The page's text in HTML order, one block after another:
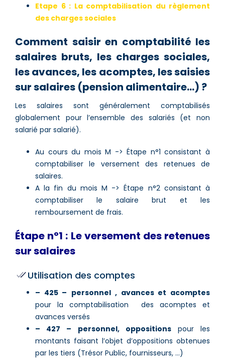
Etape 6 : La comptabilisation du règlement
des charges sociales
Comment saisir en comptabilité les
salaires bruts, les charges sociales,
les avances, les acomptes, les saisies
sur salaires (pension alimentaire…) ?
Les salaires sont généralement comptabilisés
globalement pour l’ensemble des salariés (et non
salarié par salarié).
Au cours du mois M -> Étape n°1 consistant à
comptabiliser le versement des retenues de
salaires.
A la fin du mois M -> Étape n°2 consistant à
comptabiliser le salaire brut et les
remboursement de frais.
Étape n°1 : Le versement des retenues
sur salaires
Utilisation des comptes
– 425 – personnel , avances et acomptes
pour la comptabilisation des acomptes et
avances versés
– 427 – personnel, oppositionspour les
montants faisant l’objet d’oppositions obtenues
par les tiers (Trésor Public, fournisseurs, …)